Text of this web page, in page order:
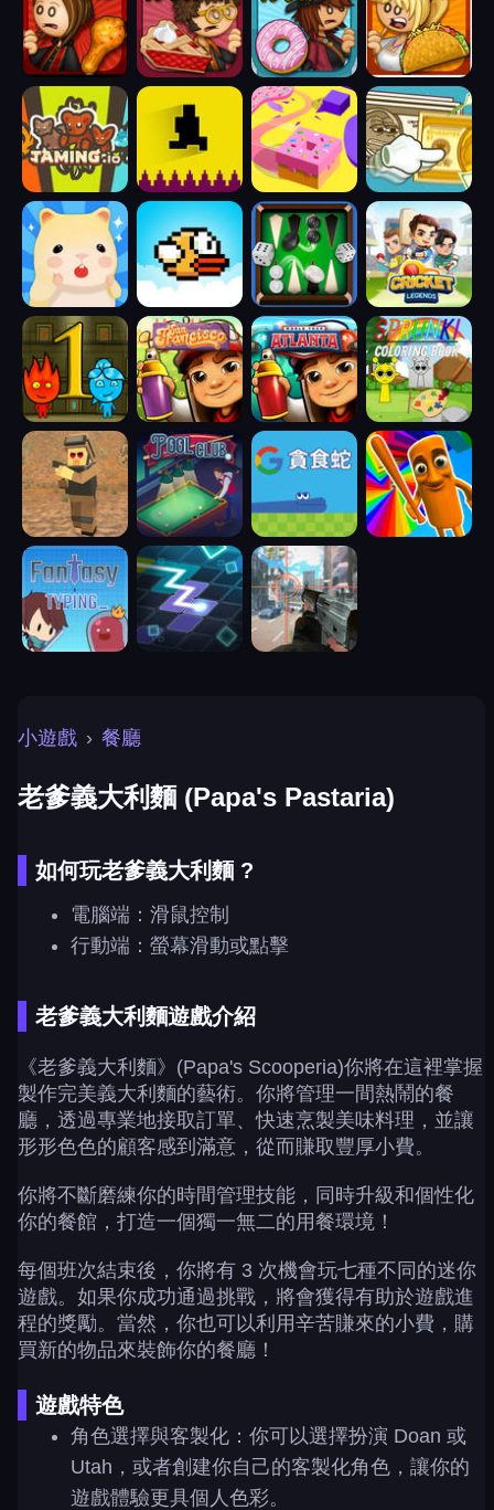
小遊戲 › 餐廳
老爹義大利麵 (Papa's Pastaria)
如何玩老爹義大利麵 ?
電腦端：滑鼠控制
行動端：螢幕滑動或點擊
老爹義大利麵遊戲介紹
《老爹義大利麵》(Papa's Scooperia)你將在這裡掌握
製作完美義大利麵的藝術。你將管理一間熱鬧的餐
廳，透過專業地接取訂單、快速烹製美味料理，並讓
形形色色的顧客感到滿意，從而賺取豐厚小費。
你將不斷磨練你的時間管理技能，同時升級和個性化
你的餐館，打造一個獨一無二的用餐環境！
每個班次結束後，你將有 3 次機會玩七種不同的迷你
遊戲。如果你成功通過挑戰，將會獲得有助於遊戲進
程的獎勵。當然，你也可以利用辛苦賺來的小費，購
買新的物品來裝飾你的餐廳！
遊戲特色
角色選擇與客製化：你可以選擇扮演 Doan 或
Utah，或者創建你自己的客製化角色，讓你的
遊戲體驗更具個人色彩。